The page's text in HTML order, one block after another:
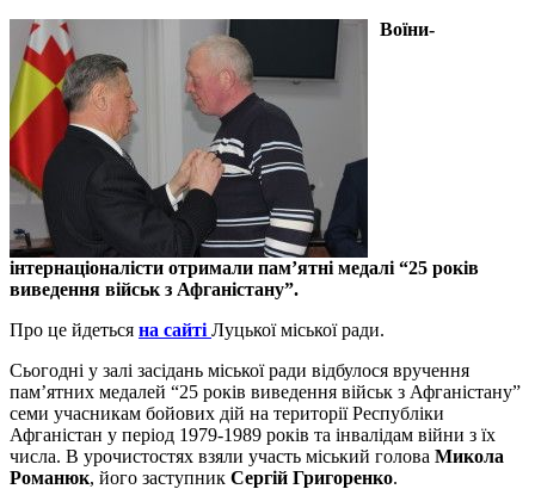
Воїни-
інтернаціоналісти отримали пам’ятні медалі “25 років
виведення військ з Афганістану”.
Про це йдеться на сайті Луцької міської ради.
Сьогодні у залі засідань міської ради відбулося вручення
пам’ятних медалей “25 років виведення військ з Афганістану”
cеми учасникам бойових дій на території Республіки
Афганістан у період 1979-1989 років та інвалідам війни з їх
числа. В урочистостях взяли участь міський голова Микола
Романюк, його заступник Сергій Григоренко.